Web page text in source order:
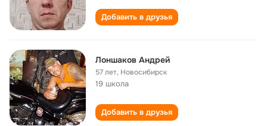
Добавить в друзья
Лоншаков Андрей
57 лет, Новосибирск
19 школа
Добавить в друзья